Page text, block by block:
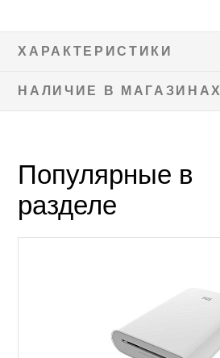
ХАРАКТЕРИСТИКИ
НАЛИЧИЕ В МАГАЗИНАХ
Популярные в
разделе